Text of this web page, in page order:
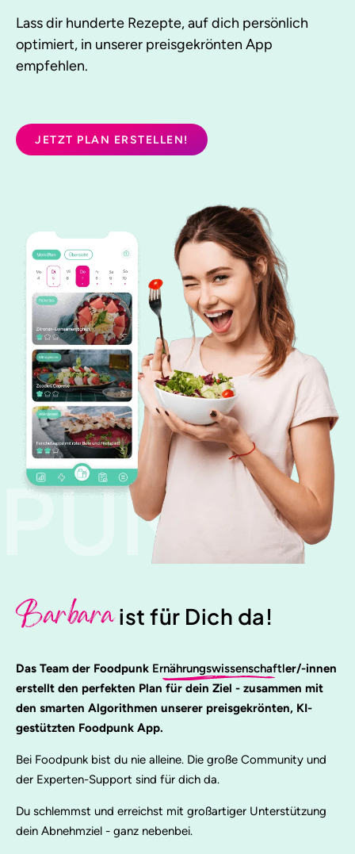
PUNK
Lass dir hunderte Rezepte, auf dich persönlich
optimiert, in unserer preisgekrönten App
empfehlen.
JETZT PLAN ERSTELLEN!
Barbaraist für Dich da!
Das Team der Foodpunk Ernährungswissenschaftler/-innen
erstellt den perfekten Plan für dein Ziel - zusammen mit
den smarten Algorithmen unserer preisgekrönten, KI-
gestützten Foodpunk App.
Bei Foodpunk bist du nie alleine. Die große Community und
der Experten-Support sind für dich da.
Du schlemmst und erreichst mit großartiger Unterstützung
dein Abnehmziel - ganz nebenbei.